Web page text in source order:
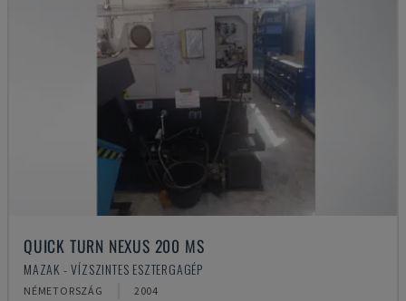
QUICK TURN NEXUS 200 MS
MAZAK - VÍZSZINTES ESZTERGAGÉP
NÉMETORSZÁG 2004